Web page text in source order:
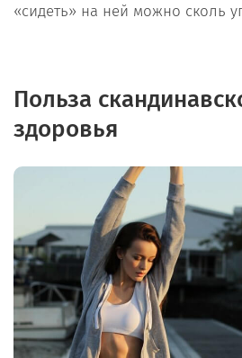
«сидеть» на ней можно сколь
Польза
здоровья